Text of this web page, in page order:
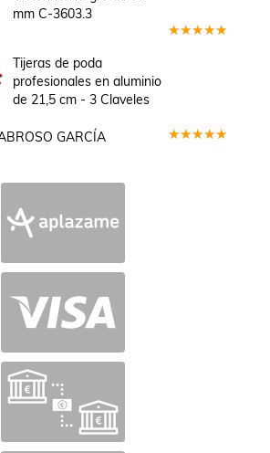
mm C-3603.3
Tijeras de poda
profesionales en aluminio
de 21,5 cm - 3 Claveles
GARCÍA